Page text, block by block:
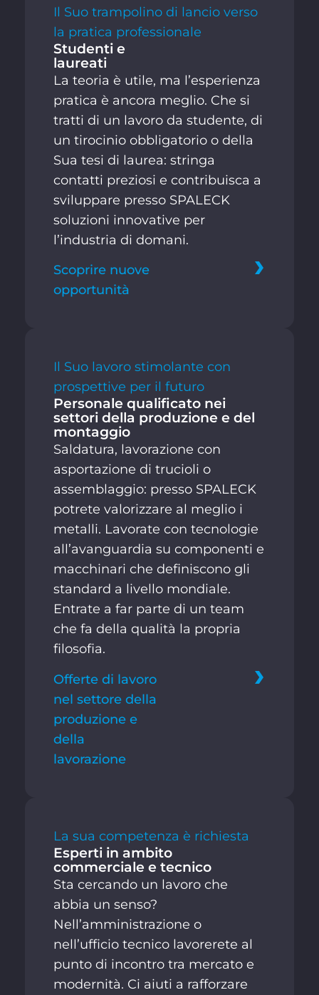
Il Suo trampolino di lancio verso
la pratica professionale
Studenti e
laureati
La teoria è utile, ma l’esperienza
pratica è ancora meglio. Che si
tratti di un lavoro da studente, di
un tirocinio obbligatorio o della
Sua tesi di laurea: stringa
contatti preziosi e contribuisca a
sviluppare presso SPALECK
soluzioni innovative per
l’industria di domani.
Scoprire nuove
opportunità
Il Suo lavoro stimolante con
prospettive per il futuro
Personale qualificato nei
settori della produzione e del
montaggio
Saldatura, lavorazione con
asportazione di trucioli o
assemblaggio: presso SPALECK
potrete valorizzare al meglio i
metalli. Lavorate con tecnologie
all’avanguardia su componenti e
macchinari che definiscono gli
standard a livello mondiale.
Entrate a far parte di un team
che fa della qualità la propria
filosofia.
Offerte di lavoro
nel settore della
produzione e
della
lavorazione
La sua competenza è richiesta
Esperti in ambito
commerciale e tecnico
Sta cercando un lavoro che
abbia un senso?
Nell’amministrazione o
nell’ufficio tecnico lavorerete al
punto di incontro tra mercato e
modernità. Ci aiuti a rafforzare